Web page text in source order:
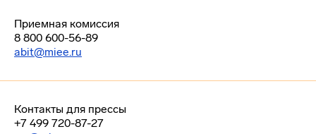
Приемная комиссия
8 800 600-56-89
abit@miee.ru
Контакты для прессы
+7 499 720-87-27